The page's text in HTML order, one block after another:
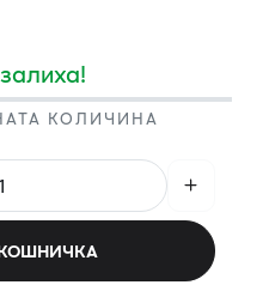
КОЛИЧИНА